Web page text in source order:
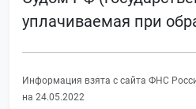
уплачиваемая при
Информация взята с сайта ФНС
на 24.05.2022